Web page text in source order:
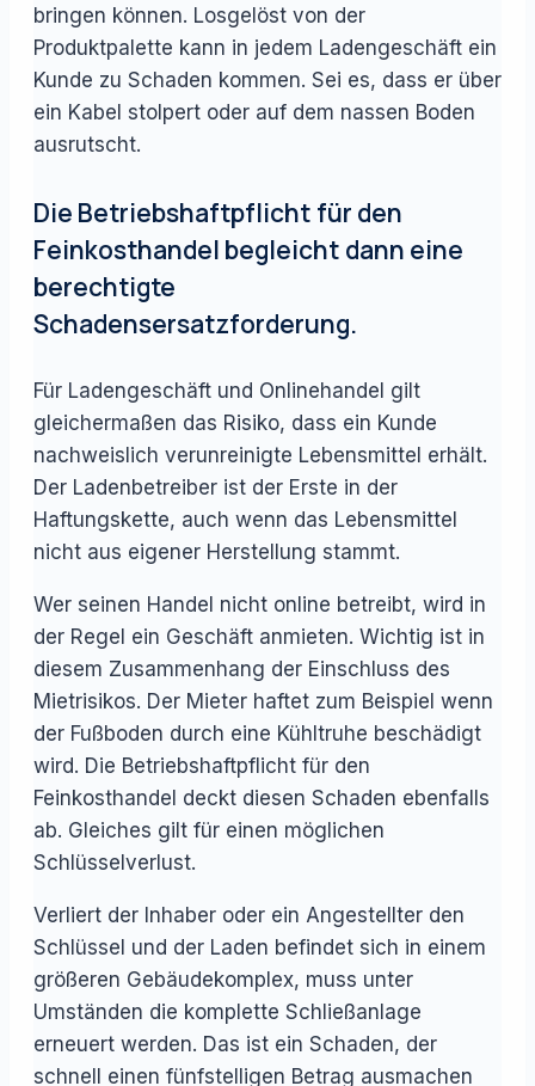
bringen können. Losgelöst von der
Produktpalette kann in jedem Ladengeschäft ein
Kunde zu Schaden kommen. Sei es, dass er über
ein Kabel stolpert oder auf dem nassen Boden
ausrutscht.
Die Betriebshaftpflicht für den
Feinkosthandel begleicht dann eine
berechtigte
Schadensersatzforderung.
Für Ladengeschäft und Onlinehandel gilt
gleichermaßen das Risiko, dass ein Kunde
nachweislich verunreinigte Lebensmittel erhält.
Der Ladenbetreiber ist der Erste in der
Haftungskette, auch wenn das Lebensmittel
nicht aus eigener Herstellung stammt.
Wer seinen Handel nicht online betreibt, wird in
der Regel ein Geschäft anmieten. Wichtig ist in
diesem Zusammenhang der Einschluss des
Mietrisikos. Der Mieter haftet zum Beispiel wenn
der Fußboden durch eine Kühltruhe beschädigt
wird. Die Betriebshaftpflicht für den
Feinkosthandel deckt diesen Schaden ebenfalls
ab. Gleiches gilt für einen möglichen
Schlüsselverlust.
Verliert der Inhaber oder ein Angestellter den
Schlüssel und der Laden befindet sich in einem
größeren Gebäudekomplex, muss unter
Umständen die komplette Schließanlage
erneuert werden. Das ist ein Schaden, der
schnell einen fünfstelligen Betrag ausmachen